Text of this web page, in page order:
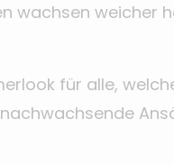
wachsen weicher
für alle,